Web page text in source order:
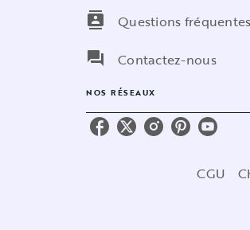
contacts
Questions fréquentes
question_answer
Contactez-nous
NOS RÉSEAUX
CGU